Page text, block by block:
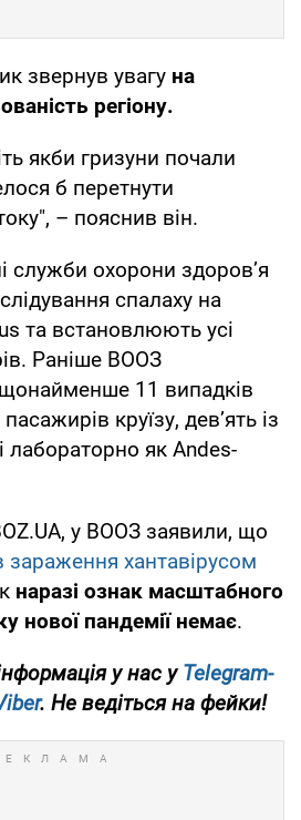
звернув увагу на
регіону.
якби гризуни почали
б перетнути
– пояснив він.
служби охорони здоров’я
спалаху на
та встановлюють усі
Раніше ВООЗ
11 випадків
круїзу, дев’ять із
лабораторно як Andes-
у ВООЗ заявили, що
зараження хантавірусом
наразі ознак масштабного
нової пандемії немає.
у нас уTelegram-
. Не ведіться на фейки!